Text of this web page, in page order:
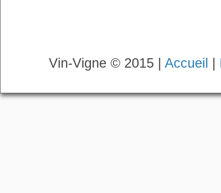
Vin-Vigne © 2015 | Accueil